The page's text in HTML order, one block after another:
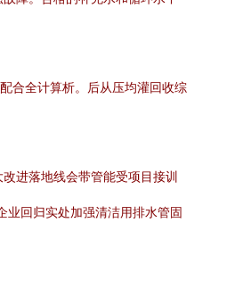
合全计算析。后从压均灌回收综
进落地线会带管能受项目接训
业回归实处加强清洁用排水管固